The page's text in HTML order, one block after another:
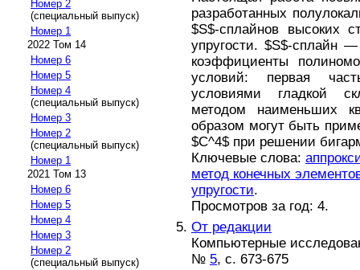
Номер 2
(специальный выпуск)
Номер 1
2022 Том 14
Номер 6
Номер 5
Номер 4
(специальный выпуск)
Номер 3
Номер 2
(специальный выпуск)
Номер 1
2021 Том 13
Номер 6
Номер 5
Номер 4
Номер 3
Номер 2
(специальный выпуск)
разработанных
$S$-сплайнов высоких
упругости. $S$-сплайн
коэффициенты
условий: первая
условиями гладкой
методом наименьших
образом могут быть
$C^4$ при решении
Ключевые слова:
метод конечных
упругости.
Просмотров за год: 4.
От редакции
Компьютерные
№ 5, с. 673-675